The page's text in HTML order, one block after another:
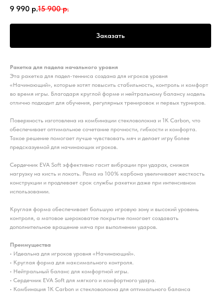
9 990 р.15 900 р.
Заказать
Ракетка для падела начального уровня
Эта ракетка для падел-тенниса создана для игроков уровня
«Начинающий», которые хотят повысить стабильность, контроль и комфорт
во время игры. Благодаря круглой форме и нейтральному балансу модель
отлично подходит для обучения, регулярных тренировок и первых турниров.
Поверхность изготовлена из комбинации стекловолокна и 1К Carbon, что
обеспечивает оптимальное сочетание прочности, гибкости и комфорта.
Такое решение помогает лучше чувствовать мяч и делает игру более
предсказуемой для начинающих игроков.
Сердечник EVA Soft эффективно гасит вибрации при ударах, снижая
нагрузку на кисть и локоть. Рама из 100% карбона увеличивает жесткость
конструкции и продлевает срок службы ракетки даже при интенсивном
использовании.
Круглая форма обеспечивает большую игровую зону и высокий уровень
контроля, а матовое шероховатое покрытие помогает создавать
дополнительное вращение мяча при выполнении ударов.
Преимущества
• Идеальна для игроков уровня «Начинающий».
• Круглая форма для максимального контроля.
• Нейтральный баланс для комфортной игры.
• Сердечник EVA Soft для мягкого и комфортного удара.
• Комбинация 1К Carbon и стекловолокна для оптимального баланса